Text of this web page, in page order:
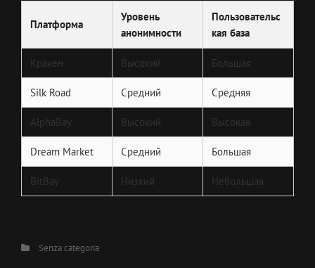
Платформа
Уровень
анонимности
Пользовательс
кая база
Кракен Высокий Большая
Silk Road Средний Средняя
AlphaBay Высокий Высокая
Dream Market Средний Большая
BitBay Низкий Небольшая
CategoriesSenza categoria